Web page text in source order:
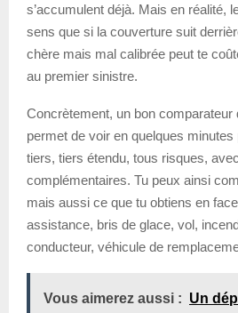
s’accumulent déjà. Mais en réalité,
sens que si la couverture suit
chère mais mal calibrée peut te
au premier sinistre.
Concrètement, un bon comparateur
permet de voir en quelques
tiers, tiers étendu, tous risques,
complémentaires. Tu peux ainsi
mais aussi ce que tu obtiens en
assistance, bris de glace, vol,
conducteur, véhicule de
Vous aimerez aussi : Un